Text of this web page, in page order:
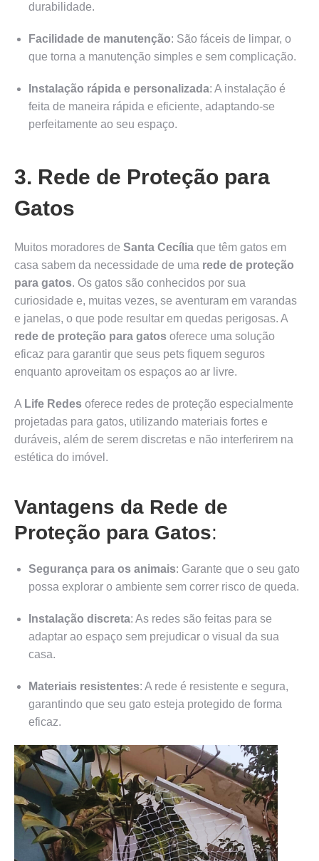
durabilidade.
Facilidade de manutenção: São fáceis de limpar, o
que torna a manutenção simples e sem complicação.
Instalação rápida e personalizada: A instalação é
feita de maneira rápida e eficiente, adaptando-se
perfeitamente ao seu espaço.
3. Rede de Proteção para
Gatos
Muitos moradores de Santa Cecília que têm gatos em
casa sabem da necessidade de uma rede de proteção
para gatos. Os gatos são conhecidos por sua
curiosidade e, muitas vezes, se aventuram em varandas
e janelas, o que pode resultar em quedas perigosas. A
rede de proteção para gatos oferece uma solução
eficaz para garantir que seus pets fiquem seguros
enquanto aproveitam os espaços ao ar livre.
A Life Redes oferece redes de proteção especialmente
projetadas para gatos, utilizando materiais fortes e
duráveis, além de serem discretas e não interferirem na
estética do imóvel.
Vantagens da Rede de
Proteção para Gatos:
Segurança para os animais: Garante que o seu gato
possa explorar o ambiente sem correr risco de queda.
Instalação discreta: As redes são feitas para se
adaptar ao espaço sem prejudicar o visual da sua
casa.
Materiais resistentes: A rede é resistente e segura,
garantindo que seu gato esteja protegido de forma
eficaz.